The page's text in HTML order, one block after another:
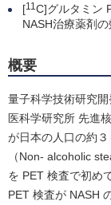
[11C]グルタミン
NASH治療薬剤
概要
量子科学技術研究
医科学研究所 先進
が日本の人口の約
（Non- alcoholic
を PET 検査で初め
PET 検査が NASH